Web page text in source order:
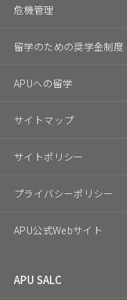
危機管理
留学のための奨学金制度
APUへの留学
サイトマップ
サイトポリシー
プライバシーポリシー
APU公式Webサイト
APU SALC